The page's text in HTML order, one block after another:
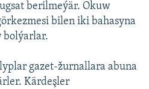
berilmeýär. Okuw
bilen iki bahasyna
gazet-žurnallara abuna
Kärdeşler